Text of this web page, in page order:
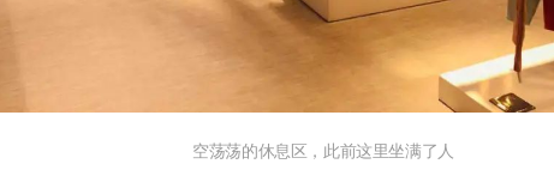
空荡荡的休息区，此前这里坐满了人